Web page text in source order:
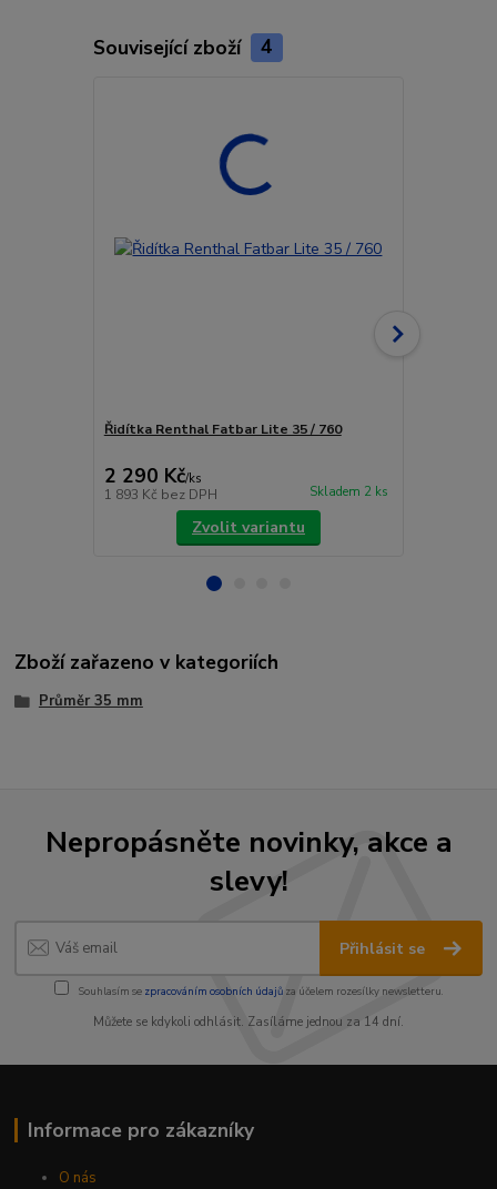
Související zboží 4
Řidítka Renthal Fatbar Lite 35 / 760
2 290 Kč/ks
1 893 Kč bez DPH Skladem 2 ks
Zvolit variantu
Zboží zařazeno v kategoriích
Průměr 35 mm
Nepropásněte novinky, akce a
slevy!
Přihlásit se
Souhlasím se zpracováním osobních údajůza účelem rozesílky newsletteru.
Můžete se kdykoli odhlásit. Zasíláme jednou za 14 dní.
Informace pro zákazníky
O nás